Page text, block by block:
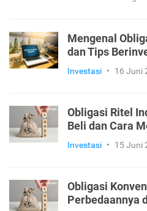
Mengenal
dan Tips
Investasi • 16 Juni
Obligasi Ritel
Beli dan Cara
Investasi • 15 Juni
Obligasi
Perbedaannya